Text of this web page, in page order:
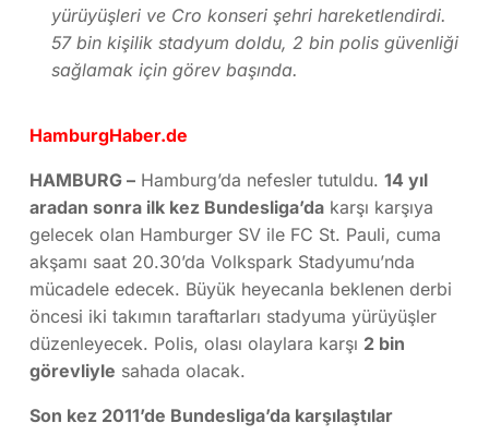
yürüyüşleri ve Cro konseri şehri hareketlendirdi.
57 bin kişilik stadyum doldu, 2 bin polis güvenliği
sağlamak için görev başında.
HamburgHaber.de
HAMBURG – Hamburg’da nefesler tutuldu. 14 yıl
aradan sonra ilk kez Bundesliga’da karşı karşıya
gelecek olan Hamburger SV ile FC St. Pauli, cuma
akşamı saat 20.30’da Volkspark Stadyumu’nda
mücadele edecek. Büyük heyecanla beklenen derbi
öncesi iki takımın taraftarları stadyuma yürüyüşler
düzenleyecek. Polis, olası olaylara karşı 2 bin
görevliyle sahada olacak.
Son kez 2011’de Bundesliga’da karşılaştılar